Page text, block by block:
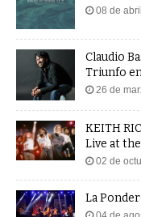
Claudio
Triunfo
26 de
KEITH
Live at
02 de
La
04 de